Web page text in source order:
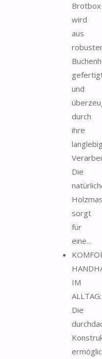
Brotbox
wird
aus
und
durch
ihre
Die
sorgt
für
eine...
IM
ALLTAG:
Die